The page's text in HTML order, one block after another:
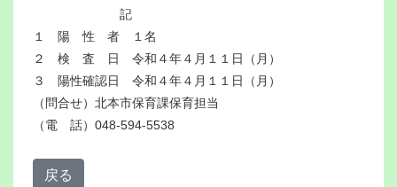
記
１ 陽 性 者 １名
２ 検 査 日 令和４年４月１１日（月）
３ 陽性確認日 令和４年４月１１日（月）
（問合せ）北本市保育課保育担当
（電 話）048-594-5538
戻る